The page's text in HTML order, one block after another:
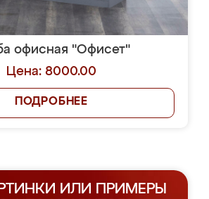
офисная "Офисет"
Цена: 8000.00
ПОДРОБНЕЕ
ИЛИ ПРИМЕРЫ